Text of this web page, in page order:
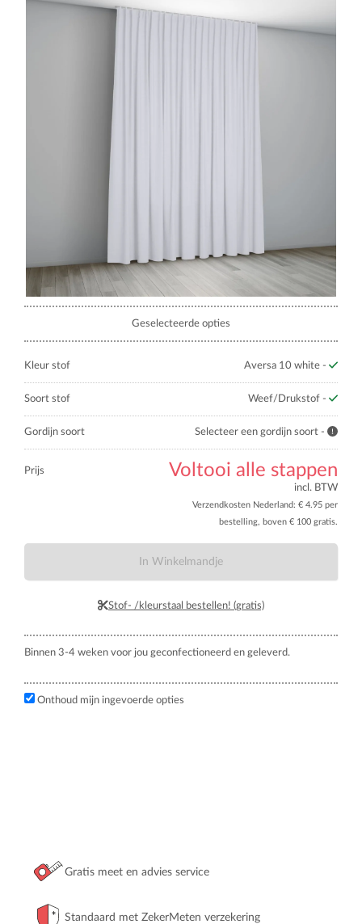
Geselecteerde opties
Kleur stof Aversa 10 white -
Soort stof Weef/Drukstof -
Gordijn soort Selecteer een gordijn soort -
Prijs Voltooi alle stappen
incl. BTW
Verzendkosten Nederland: € 4.95 per
bestelling, boven € 100 gratis.
In Winkelmandje
Stof- /kleurstaal bestellen! (gratis)
Binnen 3-4 weken voor jou geconfectioneerd en geleverd.
Onthoud mijn ingevoerde opties
Gratis meet en advies service
Standaard met ZekerMeten verzekering